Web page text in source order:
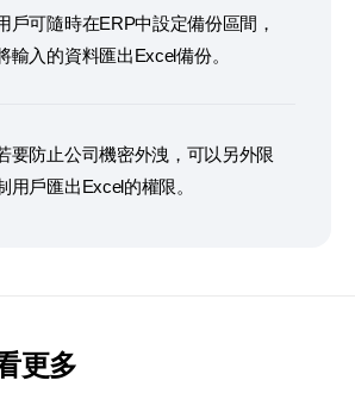
戶可隨時在ERP中設定備份區間，
輸入 的資料匯出Excel備份。
要防止公司機密外洩，可以另外限
用戶匯出Excel的權限。
更多